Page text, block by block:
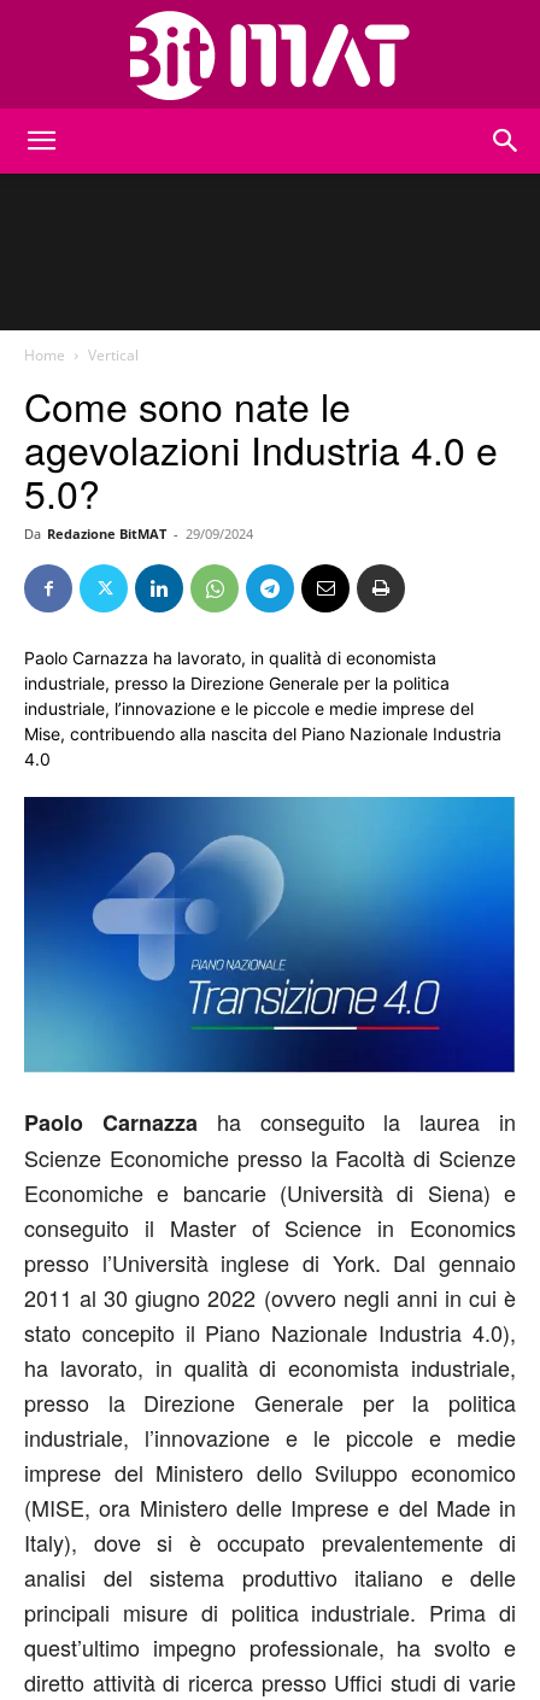
Home Vertical
Come sono nate le
agevolazioni Industria 4.0 e
5.0?
Da Redazione BitMAT - 29/09/2024
Paolo Carnazza ha lavorato, in qualità di economista
industriale, presso la Direzione Generale per la politica
industriale, l’innovazione e le piccole e medie imprese del
Mise, contribuendo alla nascita del Piano Nazionale Industria
4.0
Paolo Carnazzaha conseguito la laurea in
Scienze Economiche presso la Facoltà di Scienze
Economiche e bancarie (Università di Siena) e
conseguito il Master of Science in Economics
presso l’Università inglese di York. Dal gennaio
2011 al 30 giugno 2022 (ovvero negli anni in cui è
stato concepito il Piano Nazionale Industria 4.0),
ha lavorato, in qualità di economista industriale,
presso la Direzione Generale per la politica
industriale, l’innovazione e le piccole e medie
imprese del Ministero dello Sviluppo economico
(MISE, ora Ministero delle Imprese e del Made in
Italy), dove si è occupato prevalentemente di
analisi del sistema produttivo italiano e delle
principali misure di politica industriale. Prima di
quest’ultimo impegno professionale, ha svolto e
diretto attività di ricerca presso Uffici studi di varie